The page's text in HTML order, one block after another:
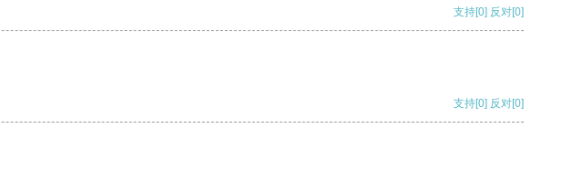
支持[0] 反对[0]
支持[0] 反对[0]